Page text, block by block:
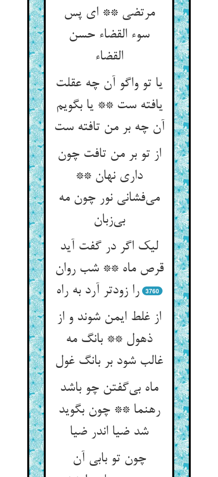
مرتضی ** ای پس
سوء القضاء حسن
القضاء
یا تو واگو آن چه عقلت
یافته ست ** یا بگویم
از تو بر من تافت چون
داری نهان **
می‌‌فشانی نور چون مه
بی‌‌زبان‌‌
لیک اگر در گفت آید
قرص ماه ** شب روان
را زودتر آرد به راه‌‌
3760
از غلط ایمن شوند و از
ذهول ** بانگ مه
ماه بی‌‌گفتن چو باشد
رهنما ** چون بگوید
شد ضیا اندر ضیا
چون تو بابی آن